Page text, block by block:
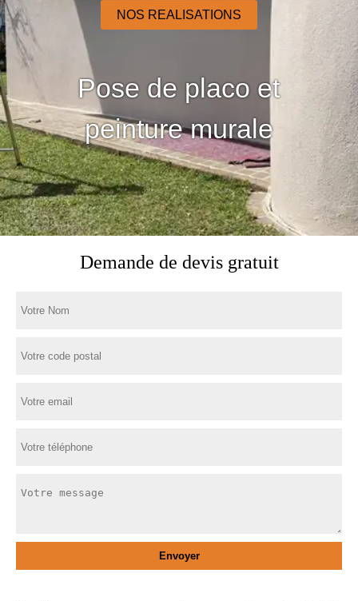
NOS REALISATIONS
Pose de placo et
peinture murale
Demande de devis gratuit